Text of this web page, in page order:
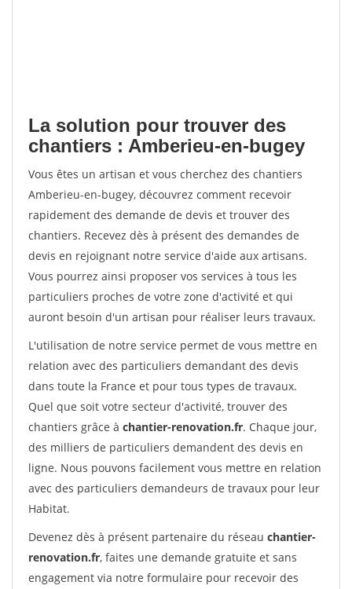
La solution pour trouver des
chantiers : Amberieu-en-bugey
Vous êtes un artisan et vous cherchez des chantiers
Amberieu-en-bugey, découvrez comment recevoir
rapidement des demande de devis et trouver des
chantiers. Recevez dès à présent des demandes de
devis en rejoignant notre service d'aide aux artisans.
Vous pourrez ainsi proposer vos services à tous les
particuliers proches de votre zone d'activité et qui
auront besoin d'un artisan pour réaliser leurs travaux.
L'utilisation de notre service permet de vous mettre en
relation avec des particuliers demandant des devis
dans toute la France et pour tous types de travaux.
Quel que soit votre secteur d'activité, trouver des
chantiers grâce à chantier-renovation.fr. Chaque jour,
des milliers de particuliers demandent des devis en
ligne. Nous pouvons facilement vous mettre en relation
avec des particuliers demandeurs de travaux pour leur
Habitat.
Devenez dès à présent partenaire du réseau chantier-
renovation.fr, faites une demande gratuite et sans
engagement via notre formulaire pour recevoir des